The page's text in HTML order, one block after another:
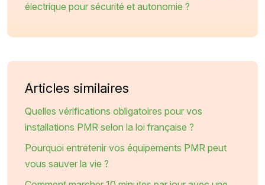
électrique pour sécurité et autonomie ?
Articles similaires
Quelles vérifications obligatoires pour vos
installations PMR selon la loi française ?
Pourquoi entretenir vos équipements PMR peut
vous sauver la vie ?